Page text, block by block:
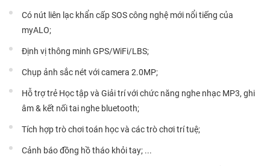
Có nút liên lạc khẩn cấp SOS công nghệ mới nổi tiếng của
myALO;
Định vị thông minh GPS/WiFi/LBS;
Chụp ảnh sắc nét với camera 2.0MP;
Hỗ trợ trẻ Học tập và Giải trí với chức năng nghe nhạc MP3, ghi
âm & kết nối tai nghe bluetooth;
Tích hợp trò chơi toán học và các trò chơi trí tuệ;
Cảnh báo đồng hồ tháo khỏi tay; ...